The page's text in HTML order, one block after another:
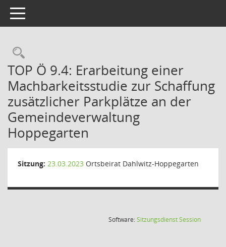
Toggle navigation
Rechercheauswahl
TOP Ö 9.4: Erarbeitung einer
Machbarkeitsstudie zur Schaffung
zusätzlicher Parkplätze an der
Gemeindeverwaltung
Hoppegarten
Sitzung: 23.03.2023 Ortsbeirat Dahlwitz-Hoppegarten
Software:SitzungsdienstSession(Wird in